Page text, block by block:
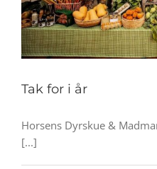
Tak for i år
Horsens Dyrskue &
[...]